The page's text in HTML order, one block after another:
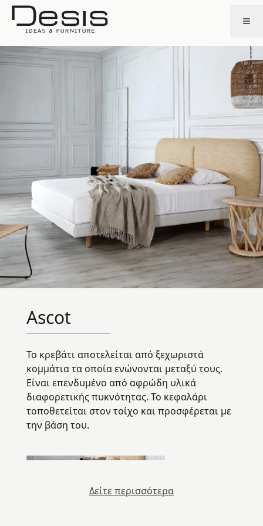
Ascot
Το κρεβάτι αποτελείται από ξεχωριστά
κομμάτια τα οποία ενώνονται μεταξύ τους.
Eίναι επενδυμένο από αφρώδη υλικά
διαφορετικής πυκνότητας. Το κεφαλάρι
τοποθετείται στον τοίχο και προσφέρεται με
την βάση του.
Δείτε περισσότερα